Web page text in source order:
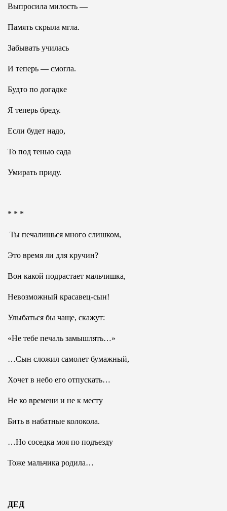
Выпросила милость —
Память скрыла мгла.
Забывать училась
И теперь — смогла.
Будто по догадке
Я теперь бреду.
Если будет надо,
То под тенью сада
Умирать приду.
* * *
Ты печалишься много слишком,
Это время ли для кручин?
Вон какой подрастает мальчишка,
Невозможный красавец-сын!
Улыбаться бы чаще, скажут:
«Не тебе печаль замышлять…»
…Сын сложил самолет бумажный,
Хочет в небо его отпускать…
Не ко времени и не к месту
Бить в набатные колокола.
…Но соседка моя по подъезду
Тоже мальчика родила…
ДЕД